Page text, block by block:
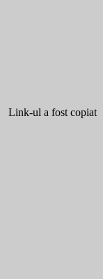
Link-ul a fost copiat